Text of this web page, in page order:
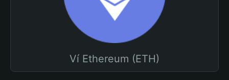
Ví Ethereum (ETH)